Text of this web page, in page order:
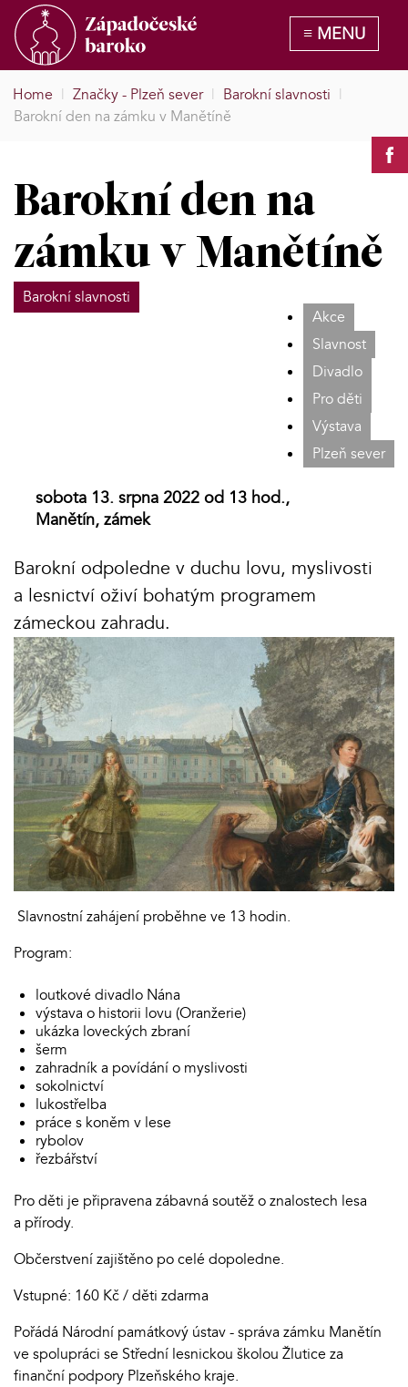
Home | Značky - Plzeň sever | Barokní slavnosti |
Barokní den na zámku v Manětíně
Barokní den na
zámku v Manětíně
Barokní slavnosti
Akce
Slavnost
Divadlo
Pro děti
Výstava
Plzeň sever
sobota 13. srpna 2022 od 13 hod.,
Manětín, zámek
Barokní odpoledne v duchu lovu, myslivosti
a lesnictví oživí bohatým programem
zámeckou zahradu.
Slavnostní zahájení proběhne ve 13 hodin.
Program:
loutkové divadlo Nána
výstava o historii lovu (Oranžerie)
ukázka loveckých zbraní
šerm
zahradník a povídání o myslivosti
sokolnictví
lukostřelba
práce s koněm v lese
rybolov
řezbářství
Pro děti je připravena zábavná soutěž o znalostech lesa
a přírody.
Občerstvení zajištěno po celé dopoledne.
Vstupné: 160 Kč / děti zdarma
Pořádá Národní památkový ústav - správa zámku Manětín
ve spolupráci se Střední lesnickou školou Žlutice za
finanční podpory Plzeňského kraje.